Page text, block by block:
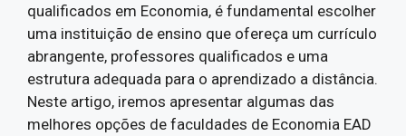
qualificados em Economia, é fundamental escolher
uma instituição de ensino que ofereça um currículo
abrangente, professores qualificados e uma
estrutura adequada para o aprendizado a distância.
Neste artigo, iremos apresentar algumas das
melhores opções de faculdades de Economia EAD